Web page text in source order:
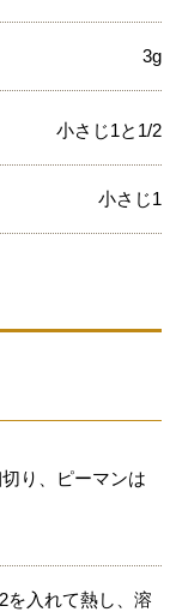
3g
小さじ1と1/2
小さじ1
り、ピーマンは
を入れて熱し、溶